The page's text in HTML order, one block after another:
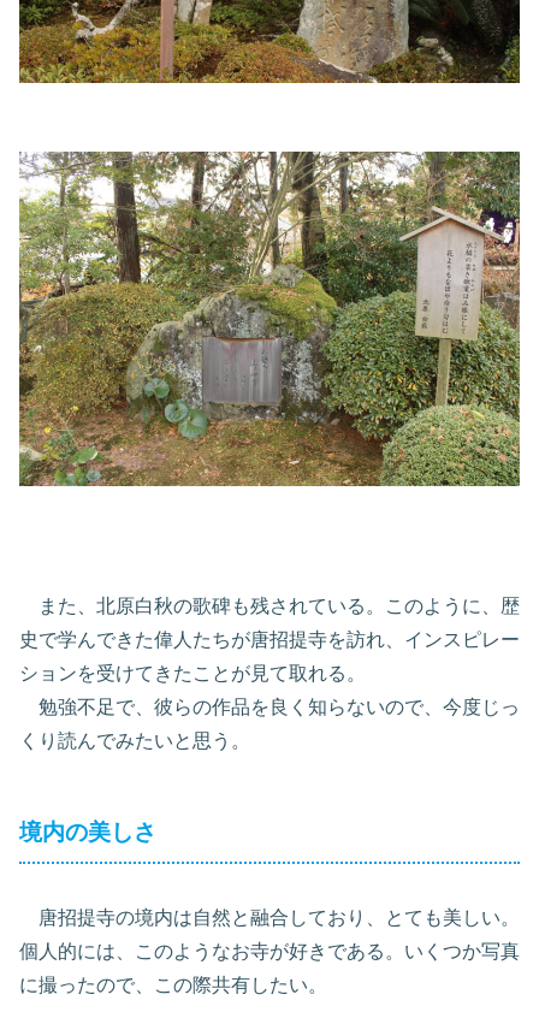
また、北原白秋の歌碑も残されている。このように、歴
史で学んできた偉人たちが唐招提寺を訪れ、インスピレー
ションを受けてきたことが見て取れる。
勉強不足で、彼らの作品を良く知らないので、今度じっ
くり読んでみたいと思う。
境内の美しさ
唐招提寺の境内は自然と融合しており、とても美しい。
個人的には、このようなお寺が好きである。いくつか写真
に撮ったので、この際共有したい。